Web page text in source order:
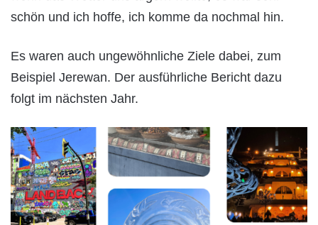
schön und ich hoffe, ich komme da nochmal hin.
Es waren auch ungewöhnliche Ziele dabei, zum
Beispiel Jerewan. Der ausführliche Bericht dazu
folgt im nächsten Jahr.